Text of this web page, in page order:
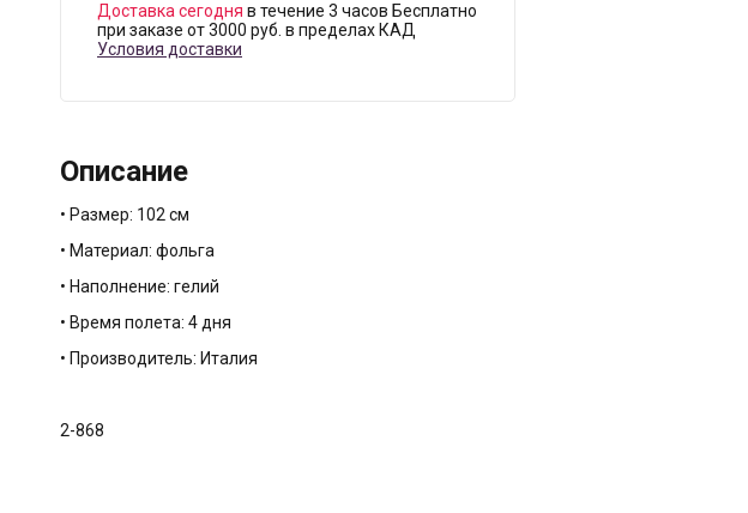
Доставка сегодня в течение 3 часов Бесплатно
при заказе от 3000 руб. в пределах КАД
Условия доставки
Описание
• Размер: 102 см
• Материал: фольга
• Наполнение: гелий
• Время полета: 4 дня
• Производитель: Италия
2-868